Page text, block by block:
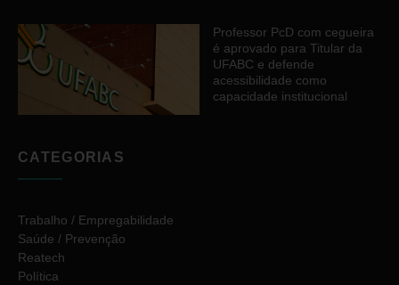
Professor PcD com cegueira
é aprovado para Titular da
UFABC e defende
acessibilidade como
capacidade institucional
CATEGORIAS
Trabalho / Empregabilidade
Saúde / Prevenção
Reatech
Política